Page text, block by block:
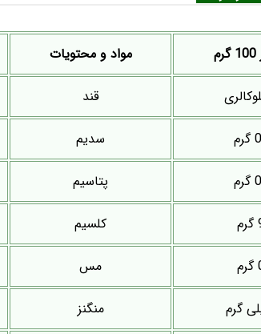
مواد و محتویات
قند
سدیم
پتاسیم
کلسیم
مس
منگنز